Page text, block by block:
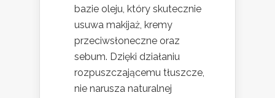
bazie oleju, który skutecznie
usuwa makijaż, kremy
przeciwsłoneczne oraz
sebum. Dzięki działaniu
rozpuszczającemu tłuszcze,
nie narusza naturalnej